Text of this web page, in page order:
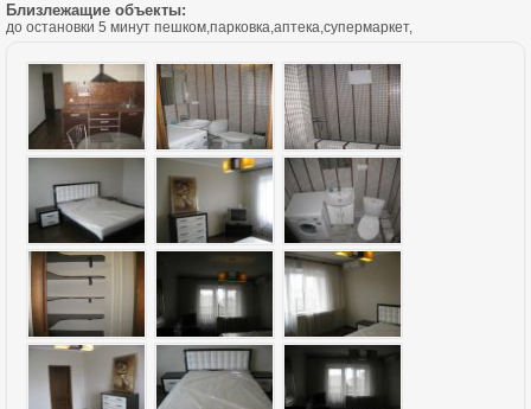
Близлежащие объекты:
до остановки 5 минут пешком,парковка,аптека,супермаркет,